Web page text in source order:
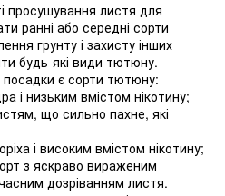
просушування листя для
ранні або середні сорти
грунту і захисту інших
будь-які види тютюну.
є сорти тютюну:
і низьким вмістом нікотину;
що сильно пахне, які
і високим вмістом нікотину;
з яскраво вираженим
дозріванням листя.